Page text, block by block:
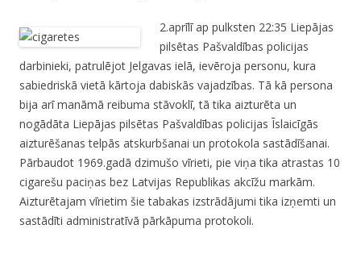
2.aprīlī ap pulksten 22:35 Liepājas
pilsētas Pašvaldības policijas
darbinieki, patrulējot Jelgavas ielā, ievēroja personu, kura
sabiedriskā vietā kārtoja dabiskās vajadzības. Tā kā persona
bija arī manāmā reibuma stāvoklī, tā tika aizturēta un
nogādāta Liepājas pilsētas Pašvaldības policijas Īslaicīgās
aizturēšanas telpās atskurbšanai un protokola sastādīšanai.
Pārbaudot 1969.gadā dzimušo vīrieti, pie viņa tika atrastas 10
cigarešu paciņas bez Latvijas Republikas akcīžu markām.
Aizturētajam vīrietim šie tabakas izstrādājumi tika izņemti un
sastādīti administratīvā pārkāpuma protokoli.